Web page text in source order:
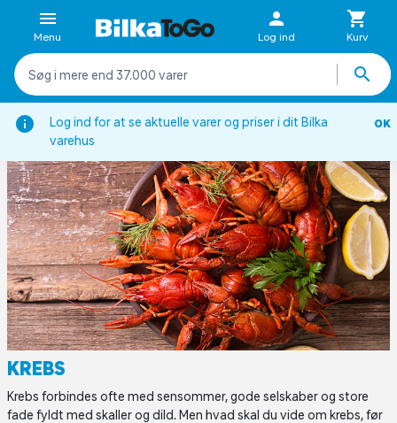
Log ind for at se aktuelle varer og priser i dit Bilka
varehus
OK
Menu Log ind Kurv
Inspiration Viden om Fisk og skaldyrsordbog Krebs
KREBS
Krebs forbindes ofte med sensommer, gode selskaber og store
fade fyldt med skaller og dild. Men hvad skal du vide om krebs, før